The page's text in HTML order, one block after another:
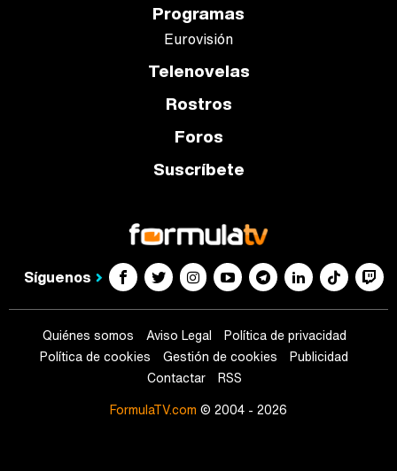
Programas
Eurovisión
Telenovelas
Rostros
Foros
Suscríbete
Síguenos
Quiénes somos Aviso Legal
Política de privacidad
Política de cookies
Gestión de cookies
Publicidad
Contactar
RSS
FormulaTV.com © 2004 - 2026